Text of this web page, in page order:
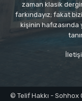
zaman klasik
farkındayız; fakat
kişinin hafızasında
© Telif Hakkı - Sohhox